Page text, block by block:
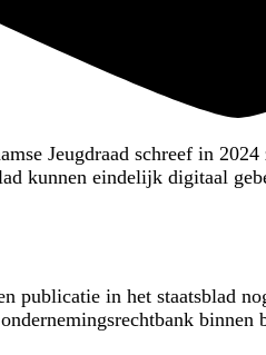
Jeugdraad schreef in 2024
kunnen eindelijk digitaal
in het staatsblad